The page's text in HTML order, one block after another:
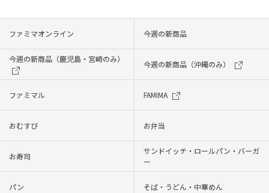
ファミマオンライン 今週の新商品
今週の新商品（鹿児島・宮崎のみ）
今週の新商品（沖縄のみ）
ファミマル FAMIMA
おむすび お弁当
お寿司
サンドイッチ・ロールパン・バーガ
ー
パン そば・うどん・中華めん